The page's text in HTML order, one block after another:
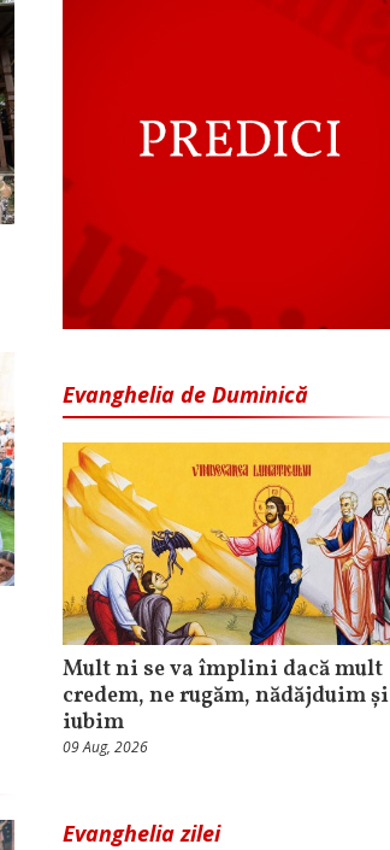
Evanghelia de Duminică
Mult ni se va împlini dacă mult
credem, ne rugăm, nădăjduim și
iubim
09 Aug, 2026
Evanghelia zilei